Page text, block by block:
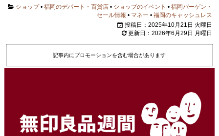
ショップ•福岡のデパート・百貨店 • ショップのイベント •福岡バーゲン・
セール情報 • マネー •福岡のキャッシュレス
投稿日：2025年10月21日 火曜日
更新日：2026年6月29日 月曜日
記事内にプロモーションを含む場合があります